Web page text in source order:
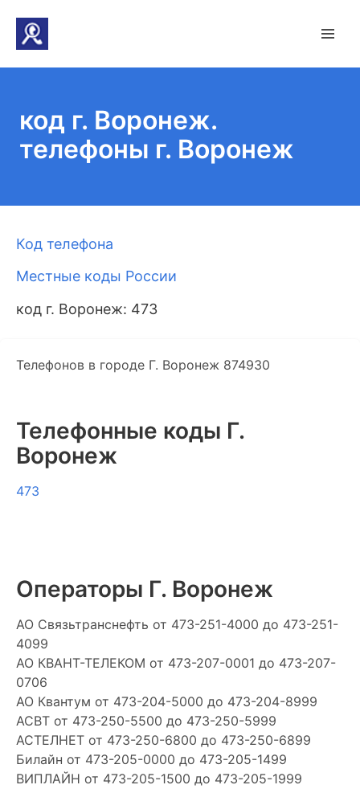
код г. Воронеж.
телефоны г. Воронеж
Код телефона
Местные коды России
код г. Воронеж: 473
Телефонов в городе Г. Воронеж 874930
Телефонные коды Г.
Воронеж
473
Операторы Г. Воронеж
АО Cвязьтранснефть от 473-251-4000 до 473-251-
4099
АО КВАНТ-ТЕЛЕКОМ от 473-207-0001 до 473-207-
0706
АО Квантум от 473-204-5000 до 473-204-8999
АСВТ от 473-250-5500 до 473-250-5999
АСТЕЛНЕТ от 473-250-6800 до 473-250-6899
Билайн от 473-205-0000 до 473-205-1499
ВИПЛАЙН от 473-205-1500 до 473-205-1999